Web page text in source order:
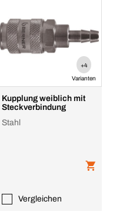
+4
Varianten
Kupplung weiblich mit
Steckverbindung
Stahl
Vergleichen